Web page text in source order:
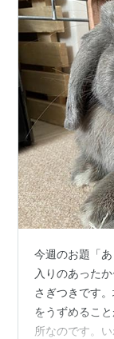
今週のお題「
入りのあった
さぎつきです
をうずめるこ
所なのです。